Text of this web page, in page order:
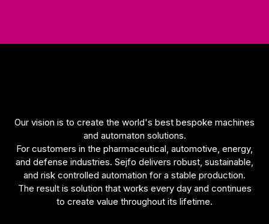
Our vision is to create the world's best bespoke machines
and automaton solutions.
For customers in the pharmaceutical, automotive, energy,
and defense industries. Sejfo delivers robust, sustainable,
and risk controlled automation for a stable production.
The result is solution that works every day and continues
to create value throughout its lifetime.